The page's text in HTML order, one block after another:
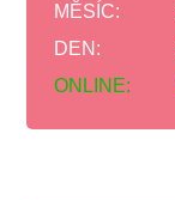
ONLINE:
MĚSÍC:
DEN: